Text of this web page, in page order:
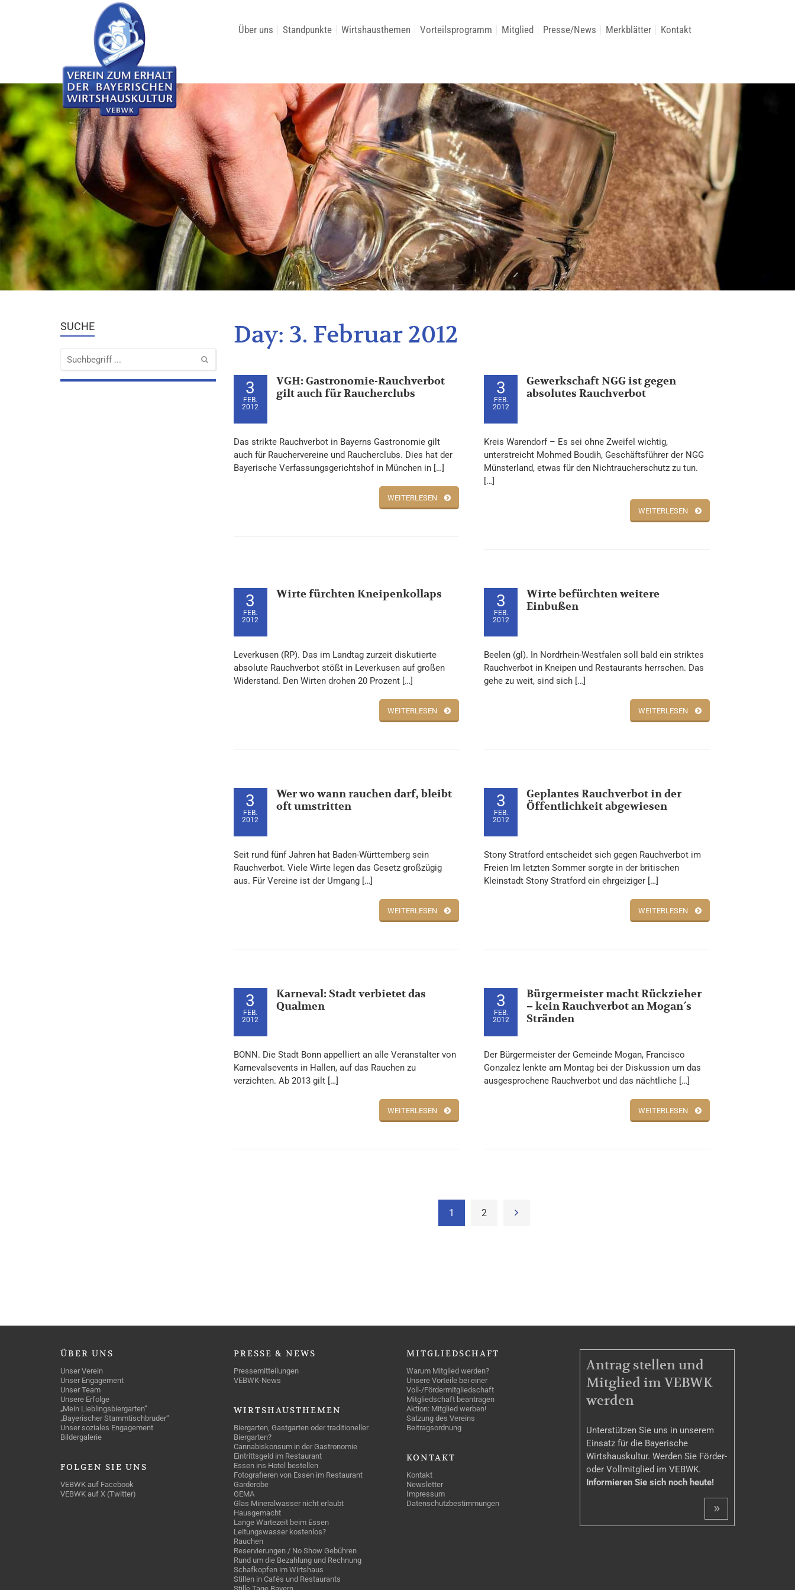
Über uns Standpunkte Wirtshausthemen Vorteilsprogramm Mitglied Presse/News Merkblätter Kontakt
SUCHE Day: 3. Februar 2012
3
FEB.
2012
VGH: Gastronomie-Rauchverbot
gilt auch für Raucherclubs
Das strikte Rauchverbot in Bayerns Gastronomie gilt
auch für Rauchervereine und Raucherclubs. Dies hat der
Bayerische Verfassungsgerichtshof in München in […]
WEITERLESEN
3
FEB.
2012
Gewerkschaft NGG ist gegen
absolutes Rauchverbot
Kreis Warendorf – Es sei ohne Zweifel wichtig,
unterstreicht Mohmed Boudih, Geschäftsführer der NGG
Münsterland, etwas für den Nichtraucherschutz zu tun.
[…]
WEITERLESEN
3
FEB.
2012
Wirte fürchten Kneipenkollaps
Leverkusen (RP). Das im Landtag zurzeit diskutierte
absolute Rauchverbot stößt in Leverkusen auf großen
Widerstand. Den Wirten drohen 20 Prozent […]
WEITERLESEN
3
FEB.
2012
Wirte befürchten weitere
Einbußen
Beelen (gl). In Nordrhein-Westfalen soll bald ein striktes
Rauchverbot in Kneipen und Restaurants herrschen. Das
gehe zu weit, sind sich […]
WEITERLESEN
3
FEB.
2012
Wer wo wann rauchen darf, bleibt
oft umstritten
Seit rund fünf Jahren hat Baden-Württemberg sein
Rauchverbot. Viele Wirte legen das Gesetz großzügig
aus. Für Vereine ist der Umgang […]
WEITERLESEN
3
FEB.
2012
Geplantes Rauchverbot in der
Öffentlichkeit abgewiesen
Stony Stratford entscheidet sich gegen Rauchverbot im
Freien Im letzten Sommer sorgte in der britischen
Kleinstadt Stony Stratford ein ehrgeiziger […]
WEITERLESEN
3
FEB.
2012
Karneval: Stadt verbietet das
Qualmen
BONN. Die Stadt Bonn appelliert an alle Veranstalter von
Karnevalsevents in Hallen, auf das Rauchen zu
verzichten. Ab 2013 gilt […]
WEITERLESEN
3
FEB.
2012
Bürgermeister macht Rückzieher
– kein Rauchverbot an Mogan´s
Stränden
Der Bürgermeister der Gemeinde Mogan, Francisco
Gonzalez lenkte am Montag bei der Diskussion um das
ausgesprochene Rauchverbot und das nächtliche […]
WEITERLESEN
1 2
ÜBER UNS
Unser Verein
Unser Engagement
Unser Team
Unsere Erfolge
„Mein Lieblingsbiergarten“
„Bayerischer Stammtischbruder“
Unser soziales Engagement
Bildergalerie
FOLGEN SIE UNS
VEBWK auf Facebook
VEBWK auf X (Twitter)
PRESSE & NEWS
Pressemitteilungen
VEBWK-News
WIRTSHAUSTHEMEN
Biergarten, Gastgarten oder traditioneller
Biergarten?
Cannabiskonsum in der Gastronomie
Eintrittsgeld im Restaurant
Essen ins Hotel bestellen
Fotografieren von Essen im Restaurant
Garderobe
GEMA
Glas Mineralwasser nicht erlaubt
Hausgemacht
Lange Wartezeit beim Essen
Leitungswasser kostenlos?
Rauchen
Reservierungen / No Show Gebühren
Rund um die Bezahlung und Rechnung
Schafkopfen im Wirtshaus
Stillen in Cafés und Restaurants
MITGLIEDSCHAFT
Warum Mitglied werden?
Unsere Vorteile bei einer
Voll-/Fördermitgliedschaft
Mitgliedschaft beantragen
Aktion: Mitglied werben!
Satzung des Vereins
Beitragsordnung
KONTAKT
Kontakt
Newsletter
Impressum
Datenschutzbestimmungen
MITGLIEDSCHAFT
Antrag stellen und
Mitglied im VEBWK
werden
Unterstützen Sie uns in unserem
Einsatz für die Bayerische
Wirtshauskultur. Werden Sie Förder-
oder Vollmitglied im VEBWK.
Informieren Sie sich noch heute!
»